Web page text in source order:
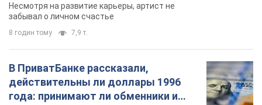
Несмотря на развитие карьеры, артист не
забывал о личном счастье
8 годин тому 7,9 т.
В ПриватБанке рассказали,
действительны ли доллары 1996
года: принимают ли обменники и